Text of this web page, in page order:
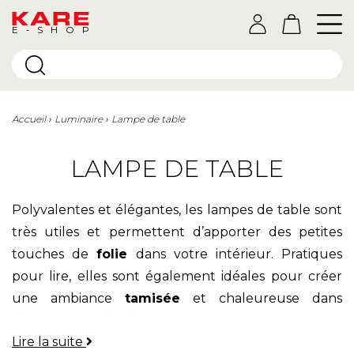
E-SHOP
Accueil Luminaire Lampe de table
LAMPE DE TABLE
Polyvalentes et élégantes, les lampes de table sont
très utiles et permettent d’apporter des petites
touches defolie dans votre intérieur. Pratiques
pour lire, elles sont également idéales pour créer
une ambiance tamisée et chaleureuse dans
Lire la suite